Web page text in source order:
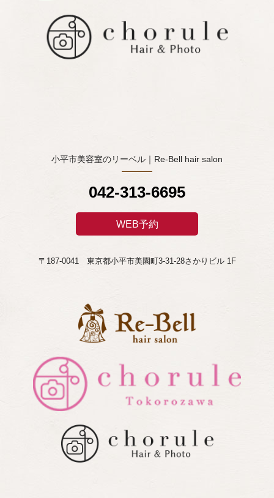
小平市美容室のリーベル｜Re-Bell hair salon
042-313-6695
WEB予約
〒187-0041 東京都小平市美園町3-31-28さかりビル 1F